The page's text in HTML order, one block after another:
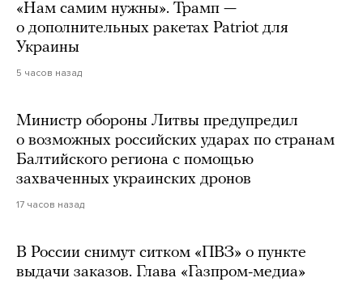
«Нам самим нужны». Трамп —
о дополнительных ракетах Patriot для
Украины
5 часов назад
Министр обороны Литвы предупредил
о возможных российских ударах по странам
Балтийского региона с помощью
захваченных украинских дронов
17 часов назад
В России снимут ситком «ПВЗ» о пункте
выдачи заказов. Глава «Газпром-медиа»